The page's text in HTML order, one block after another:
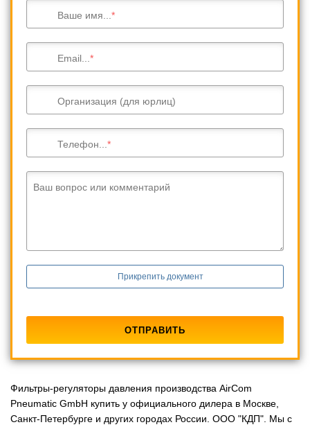
Ваше имя...
Email...
Организация (для юрлиц)
Телефон...
Ваш вопрос или комментарий
Прикрепить документ
Фильтры-регуляторы давления производства AirCom
Pneumatic GmbH купить у официального дилера в Москве,
Санкт-Петербурге и других городах России. ООО "КДП". Мы с